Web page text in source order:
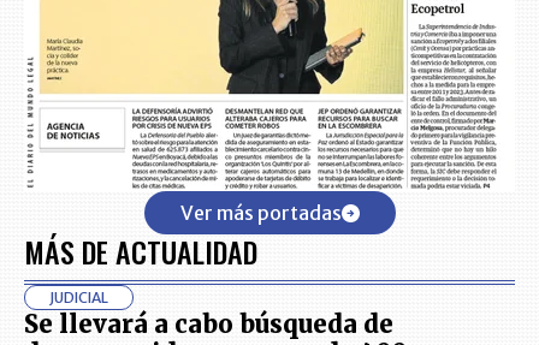
Ver más portadas
MÁS DE ACTUALIDAD
JUDICIAL
Se llevará a cabo búsqueda de